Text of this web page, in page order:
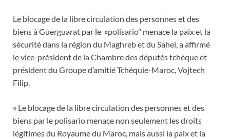
Le blocage de la libre circulation des personnes et des
biens à Guerguarat par le »polisario’’ menace la paix et la
sécurité dans la région du Maghreb et du Sahel, a affirmé
le vice-président de la Chambre des députés tchèque et
président du Groupe d’amitié Tchéquie-Maroc, Vojtech
Filip.
« Le blocage de la libre circulation des personnes et des
biens par le polisario menace non seulement les droits
légitimes du Royaume du Maroc, mais aussi la paix et la